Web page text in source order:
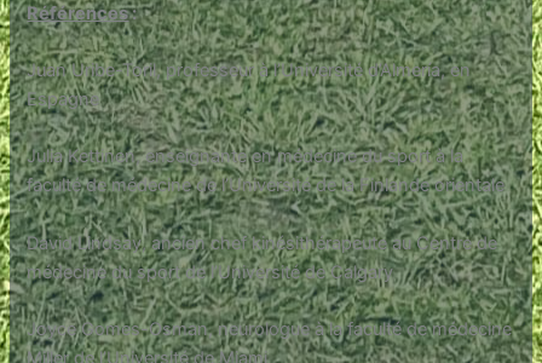
Références:
Juan Uribe-Toril, professeur à l’Université d’Almería, en
Espagne
Julia Kettinen, enseignante en médecine du sport à la
faculté de médecine de l’Université de la Finlande orientale
David Lindsay, ancien chef kinésithérapeute au Centre de
médecine du sport de l’Université de Calgary
Joyce Gomes-Osman, neurologue à la faculté de médecine
Miller de l’Université de Miami